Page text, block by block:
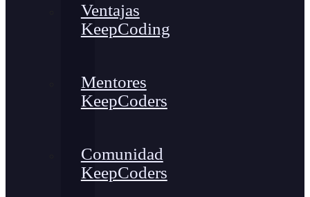
Ventajas
KeepCoding
Mentores
KeepCoders
Comunidad
KeepCoders